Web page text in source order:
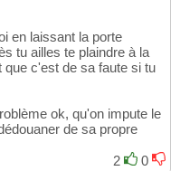
en laissant la porte
tu ailles te plaindre à la
que c'est de sa faute si tu
ok, qu'on impute le
de sa propre
2
0